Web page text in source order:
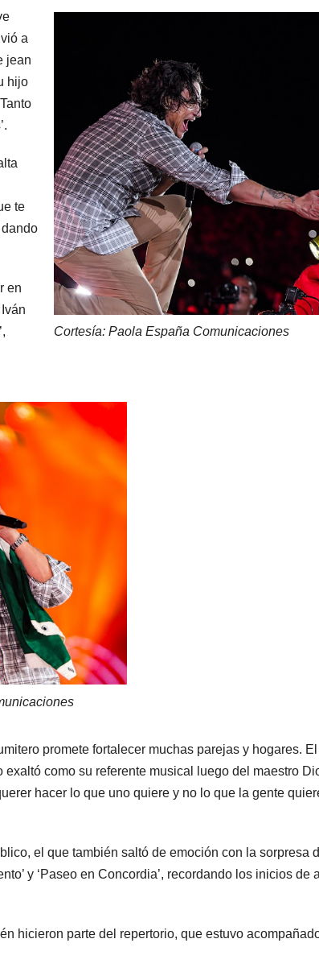
Cortesía: Paola España Comunicaciones
a
jean
hijo
te
dando
en
promete fortalecer muchas parejas y hogares.
como su referente musical luego del maestro
hacer lo que uno quiere y no lo que la gente
el que también saltó de emoción con la sorpresa
y ‘Paseo en Concordia’, recordando los inicios de
hicieron parte del repertorio, que estuvo